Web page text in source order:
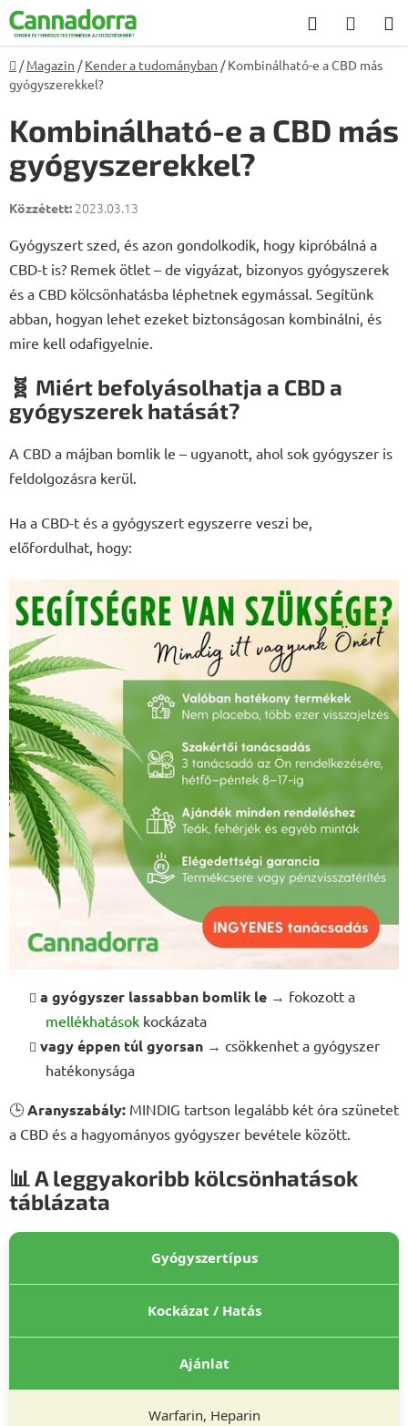
Ugrás
fő
tartalomhoz
Keresés
Kezdőlap
/ Magazin / Kender a tudományban / Kombinálható-e a CBD más
gyógyszerekkel?
Kombinálható-e a CBD más
gyógyszerekkel?
2023.03.13
Gyógyszert szed, és azon gondolkodik, hogy kipróbálná a
CBD-t is? Remek ötlet – de vigyázat, bizonyos gyógyszerek
és a CBD kölcsönhatásba léphetnek egymással. Segítünk
abban, hogyan lehet ezeket biztonságosan kombinálni, és
mire kell odafigyelnie.
🧬 Miért befolyásolhatja a CBD a
gyógyszerek hatását?
A CBD a májban bomlik le – ugyanott, ahol sok gyógyszer is
feldolgozásra kerül.
Ha a CBD-t és a gyógyszert egyszerre veszi be,
előfordulhat, hogy:
a gyógyszer lassabban bomlik le → fokozott a
mellékhatások kockázata
vagy éppen túl gyorsan → csökkenhet a gyógyszer
hatékonysága
🕒 Aranyszabály: MINDIG tartson legalább két óra szünetet
a CBD és a hagyományos gyógyszer bevétele között.
📊 A leggyakoribb kölcsönhatások
táblázata
Gyógyszertípus
Kockázat / Hatás
Ajánlat
Warfarin, Heparin